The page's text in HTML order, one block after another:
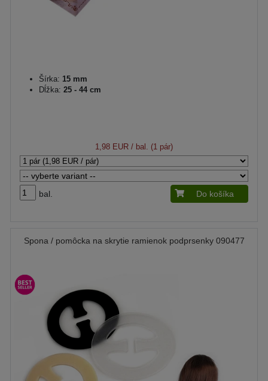
Šírka: 15 mm
Dĺžka: 25 - 44 cm
1,98 EUR / bal. (1 pár)
bal. Do košíka
Spona / pomôcka na skrytie ramienok podprsenky 090477